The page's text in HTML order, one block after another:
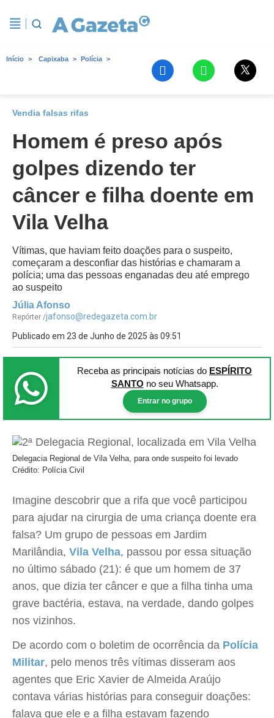
Início Capixaba Polícia
Vendia falsas rifas
Homem é preso após
golpes dizendo ter
câncer e filha doente em
Vila Velha
Vítimas, que haviam feito doações para o suspeito,
começaram a desconfiar das histórias e chamaram a
polícia; uma das pessoas enganadas deu até emprego
ao suspeito
Júlia Afonso
Repórter /jafonso@redegazeta.com.br
Publicado em 23 de Junho de 2025 às 09:51
Receba as principais notícias do ESPÍRITO
SANTO no seu Whatsapp.
Entrar no grupo
Delegacia Regional de Vila Velha, para onde suspeito foi levado
Crédito: Polícia Civil
Imagine descobrir que a rifa que você participou
para ajudar na cirurgia de uma criança doente era
falsa? Um grupo de pessoas em Jardim
Marilândia, Vila Velha, passou por essa situação
no último sábado (21): é que um homem de 37
anos, que dizia ter câncer e que a filha tinha uma
grave bactéria, estava, na verdade, dando golpes
nos vizinhos.
De acordo com o boletim de ocorrência da Polícia
Militar, pelo menos três vítimas disseram aos
agentes que Eric Xavier de Almeida Araújo
contava várias histórias para conseguir doações:
falava que ele e a filha estavam fazendo